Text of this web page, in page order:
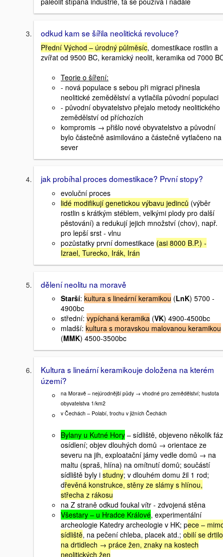
odkud kam se šířila neolitická revoluce?
Přední Východ – úrodný půlměsíc, domestikace rostlin a
zvířat od 9500 BC, keramický neolit, keramika od 7000
Teorie o šíření:
- nová populace s sebou při migraci přinesla
neolitické zemědělství a vytlačila původní populaci
- původní obyvatelstvo přejalo metody neolitického
zemědělství od příchozích
kompromis → přišlo nové obyvatelstvo a původní
bylo částečně asimilováno a částečně vytlačeno na
sever
jak probíhal proces domestikace? První stopy?
evoluční proces
lidé modifikují genetickou výbavu jedinců (výběr
rostlin s krátkým stéblem, velkými plody pro další
pěstování) a redukují jejich množství (chov), např.
pro lepší srst - vlnu
pozůstatky první domestikace (asi 8000 B.P.) -
Izrael, Turecko, Irák, Irán
dělení neolitu na moravě
Starší: kultura s lineární keramikou (LnK) 5700 -
4900bc
střední: vypíchaná keramika (VK) 4900-4500bc
mladší: kultura s moravskou malovanou keramikou
(MMK) 4500-3500bc
Kultura s lineární keramikouje doložena na kterém
území?
na Moravě – nejúrodnější půdy → vhodné pro zemědělství; hustota
obyvatelstva 1/km2
v Čechách – Polabí, trochu v jižních Čechách
Bylany u Kutné Hory – sídliště, objeveno několik
osídlení; objev dlouhých domů → orientace ze
severu na jih, exploatační jámy vedle domů → na
maltu (spraš, hlína) na omítnutí domů; součástí
sídliště byly i studny; v dlouhém domu žil 1 rod;
dřevěná konstrukce, stěny ze slámy s hlínou,
střecha z rákosu
na Z straně odkud foukal vítr - zdvojená stěna
Všestary – u Hradce Králové, experimentální
archeologie Katedry archeologie v HK; pece –
sídliště, na pečení chleba, placek atd.; obilí se drtilo
na drtidlech → práce žen, znaky na kostech
neolitických žen